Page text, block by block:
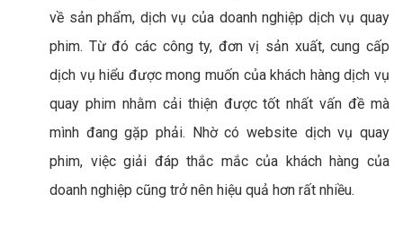
về sản phẩm, dịch vụ của doanh nghiệp dịch vụ quay
phim. Từ đó các công ty, đơn vị sản xuất, cung cấp
dịch vụ hiểu được mong muốn của khách hàng dịch vụ
quay phim nhằm cải thiện được tốt nhất vấn đề mà
mình đang gặp phải. Nhờ có website dịch vụ quay
phim, việc giải đáp thắc mắc của khách hàng của
doanh nghiệp cũng trở nên hiệu quả hơn rất nhiều.